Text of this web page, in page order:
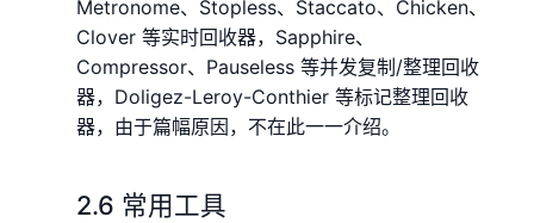
Metronome、Stopless、Staccato、Chicken、
Clover 等实时回收器，Sapphire、
Compressor、Pauseless 等并发复制/整理回收
器，Doligez-Leroy-Conthier 等标记整理回收
器，由于篇幅原因，不在此一一介绍。
2.6 常用工具